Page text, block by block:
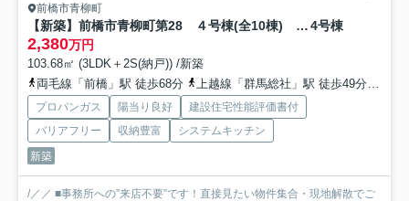
前橋市青柳町
【新築】前橋市青柳町第28 ４号棟(全10棟) クレイドルガーデン 新築建売分譲 4号棟
2,380万円
103.68㎡ (3LDK＋2S(納戸)) /新築
両毛線「前橋」駅 徒歩68分
上越線「群馬総社」駅 徒歩49分
プロパンガス 陽当り良好
建設住宅性能評価書付
バリアフリー
収納豊富
システムキッチン
新築
/／／ ■事務所への”来店不要”です！直接見たい物件集合・現地解散でご